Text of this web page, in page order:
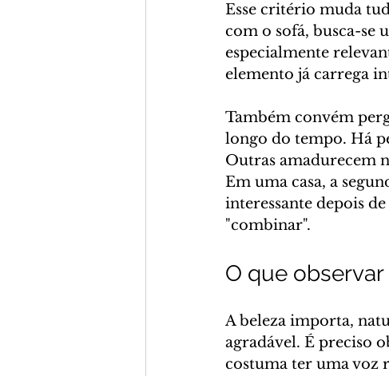
Esse critério muda
com o sofá, busca-se
especialmente
elemento já carrega
Também convém
longo do tempo. Há
Outras amadurecem
Em uma casa, a
interessante depois
"combinar".
O que
A beleza importa,
agradável. É preciso
costuma ter uma voz